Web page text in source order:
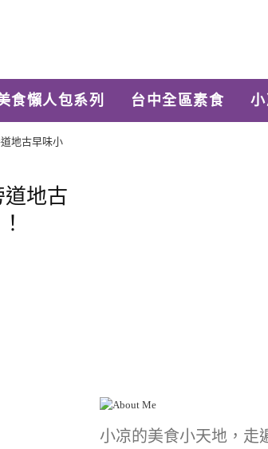
食懶人包系列 台中全區素食
地古早味小
道地古
小凉的美食小天地，走